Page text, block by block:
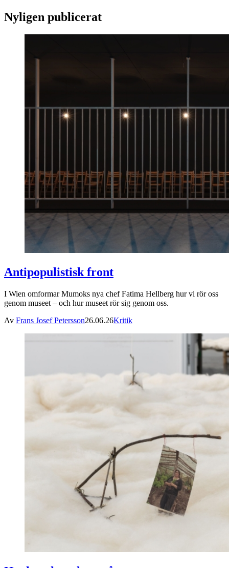
Nyligen publicerat
Antipopulistisk front
I Wien omformar Mumoks nya chef Fatima Hellberg hur vi rör oss
genom museet – och hur museet rör sig genom oss.
Av Frans Josef Petersson26.06.26Kritik